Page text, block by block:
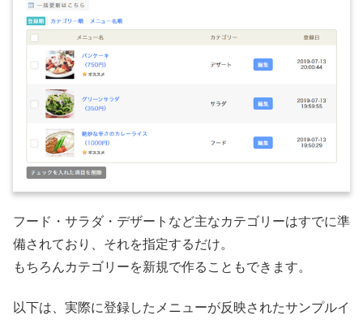
フード・サラダ・デザートなど主なカテゴリーはすでに準
備されており、それを指定するだけ。
もちろんカテゴリーを新規で作ることもできます。
以下は、実際に登録したメニューが反映されたサンプルイ